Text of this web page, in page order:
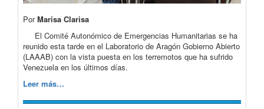
PorMarisa Clarisa
El Comité Autonómico de Emergencias Humanitarias se ha
reunido esta tarde en el Laboratorio de Aragón Gobierno Abierto
(LAAAB) con la vista puesta en los terremotos que ha sufrido
Venezuela en los últimos días.
Leer más…